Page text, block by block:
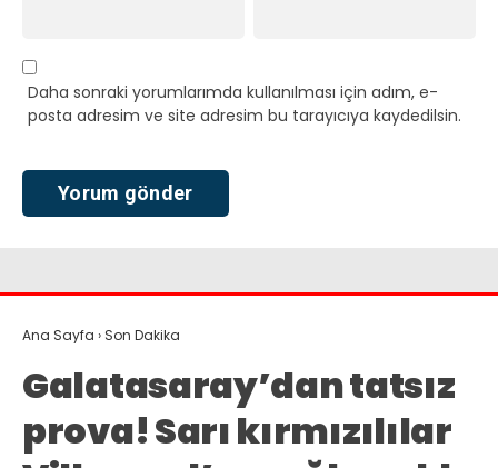
Daha sonraki yorumlarımda kullanılması için adım, e-
posta adresim ve site adresim bu tarayıcıya kaydedilsin.
Ana Sayfa › Son Dakika
Galatasaray’dan tatsız
prova! Sarı kırmızılılar